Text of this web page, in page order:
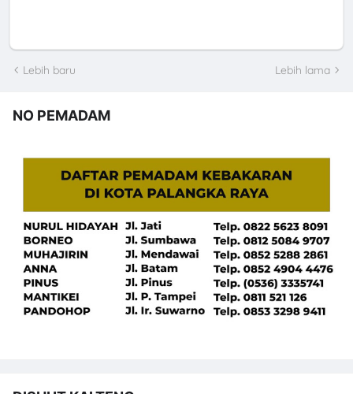
Lebih baru Lebih lama
NO PEMADAM